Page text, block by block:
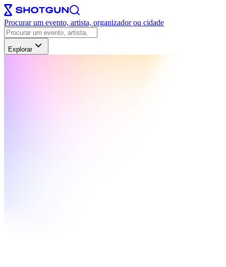
Procurar um evento, artista, organizador ou cidade
Explorar